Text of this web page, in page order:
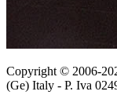
Copyright © 2006-
(Ge) Italy - P. Iva